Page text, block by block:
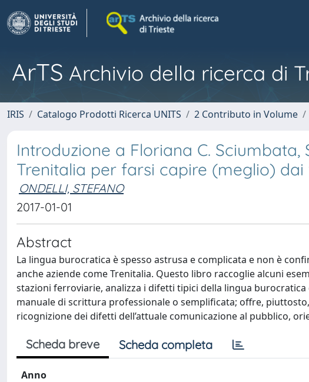
ArTS Archivio della ricerca di
IRIS Catalogo Prodotti Ricerca UNITS 2 Contributo in Volume
Introduzione a Floriana C.
Trenitalia per farsi capire (meglio)
ONDELLI, STEFANO
2017-01-01
Abstract
La lingua burocratica è spesso astrusa e complicata e non è
anche aziende come Trenitalia. Questo libro raccoglie alcuni
stazioni ferroviarie, analizza i difetti tipici della lingua
manuale di scrittura professionale o semplificata; offre,
ricognizione dei difetti dell’attuale comunicazione al pubblico,
Scheda breve Scheda completa
Anno